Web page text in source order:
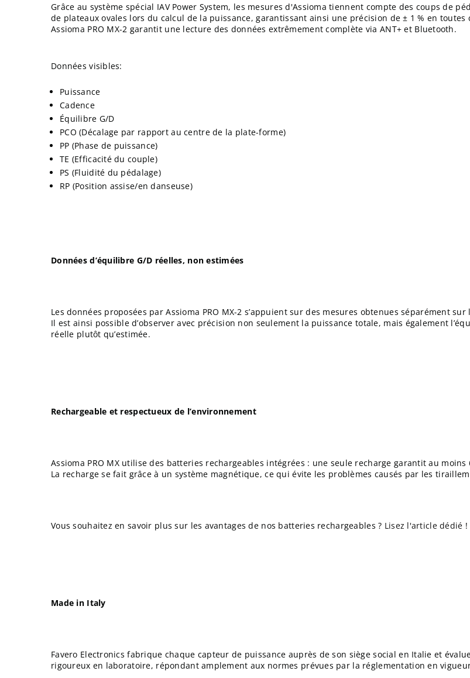
Grâce au système spécial IAV Power System, les mesures d'Assioma tiennent compte des coups de
de plateaux ovales lors du calcul de la puissance, garantissant ainsi une précision de ± 1 % en toutes
Assioma PRO MX-2 garantit une lecture des données extrêmement complète via ANT+ et Bluetooth.
Données visibles:
Puissance
Cadence
Équilibre G/D
PCO (Décalage par rapport au centre de la plate-forme)
PP (Phase de puissance)
TE (Efficacité du couple)
PS (Fluidité du pédalage)
RP (Position assise/en danseuse)
Données d’équilibre G/D réelles, non estimées
Les données proposées par Assioma PRO MX-2 s’appuient sur des mesures obtenues séparément
Il est ainsi possible d’observer avec précision non seulement la puissance totale, mais également
réelle plutôt qu’estimée.
Rechargeable et respectueux de l’environnement
Assioma PRO MX utilise des batteries rechargeables intégrées : une seule recharge garantit au
La recharge se fait grâce à un système magnétique, ce qui évite les problèmes causés par les
Vous souhaitez en savoir plus sur les avantages de nos batteries rechargeables ? Lisez l'article dédié !
Made in Italy
Favero Electronics fabrique chaque capteur de puissance auprès de son siège social en Italie et
rigoureux en laboratoire, répondant amplement aux normes prévues par la réglementation en